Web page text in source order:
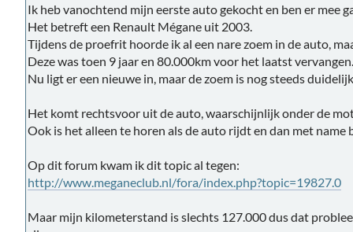
Ik heb vanochtend mijn eerste auto gekocht en ben er mee
Het betreft een Renault Mégane uit 2003.
Tijdens de proefrit hoorde ik al een nare zoem in de auto,
Deze was toen 9 jaar en 80.000km voor het laatst vervangen.
Nu ligt er een nieuwe in, maar de zoem is nog steeds
Het komt rechtsvoor uit de auto, waarschijnlijk onder de
Ook is het alleen te horen als de auto rijdt en dan met name
Op dit forum kwam ik dit topic al tegen:
http://www.meganeclub.nl/fora/index.php?topic=19827.0
Maar mijn kilometerstand is slechts 127.000 dus dat